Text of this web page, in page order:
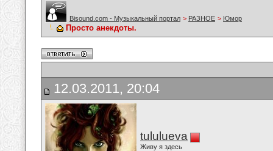
Bisound.com - Музыкальный портал > РАЗНОЕ > Юмор
Просто анекдоты.
12.03.2011, 20:04
tululueva
Живу я здесь